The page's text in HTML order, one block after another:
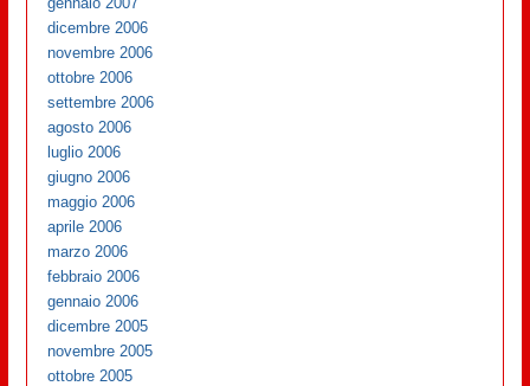
dicembre 2006
novembre 2006
ottobre 2006
settembre 2006
agosto 2006
luglio 2006
giugno 2006
maggio 2006
aprile 2006
marzo 2006
febbraio 2006
gennaio 2006
dicembre 2005
novembre 2005
ottobre 2005